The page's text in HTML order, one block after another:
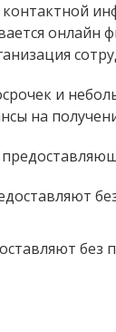
онлайн
и
на
без